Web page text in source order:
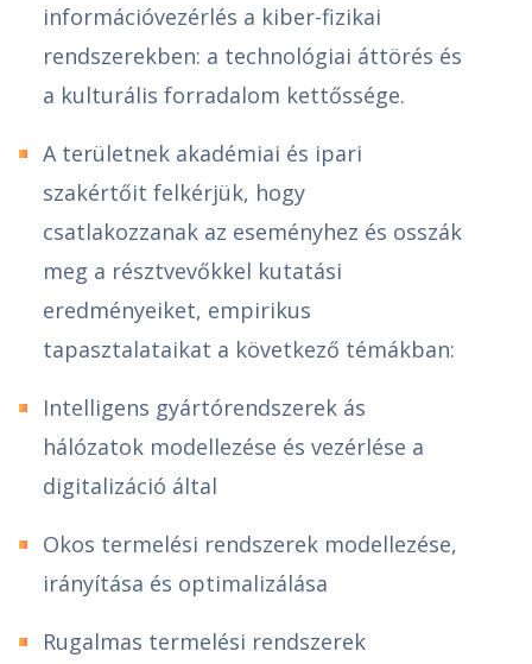
információvezérlés a kiber-fizikai
rendszerekben: a technológiai áttörés és
a kulturális forradalom kettőssége.
A területnek akadémiai és ipari
szakértőit felkérjük, hogy
csatlakozzanak az eseményhez és osszák
meg a résztvevőkkel kutatási
eredményeiket, empirikus
tapasztalataikat a következő témákban:
Intelligens gyártórendszerek ás
hálózatok modellezése és vezérlése a
digitalizáció által
Okos termelési rendszerek modellezése,
irányítása és optimalizálása
Rugalmas termelési rendszerek